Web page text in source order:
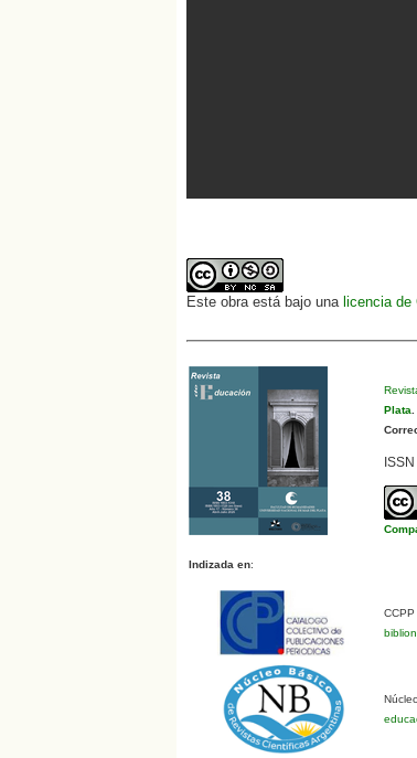
Este obra está bajo una licencia
Plata
Indizada en: